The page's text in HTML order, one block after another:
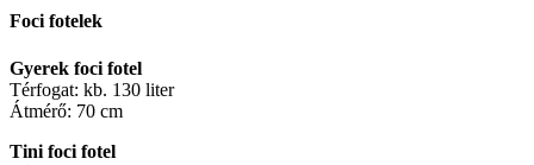
Foci fotelek
Gyerek foci fotel
Térfogat: kb. 130 liter
Átmérő: 70 cm
Tini foci fotel